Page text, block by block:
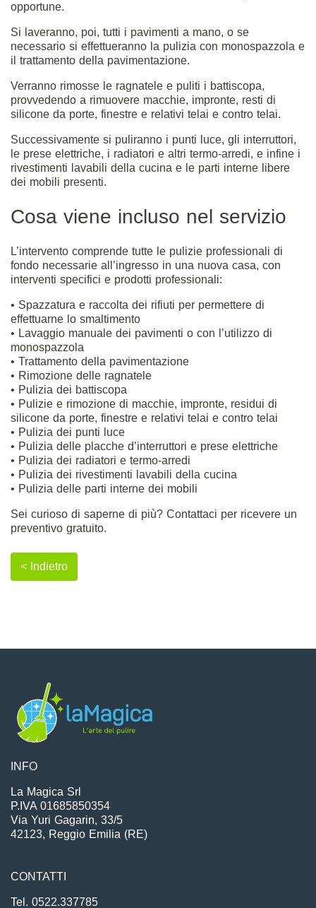
opportune.
Si laveranno, poi, tutti i pavimenti a mano, o se
necessario si effettueranno la pulizia con monospazzola e
il trattamento della pavimentazione.
Verranno rimosse le ragnatele e puliti i battiscopa,
provvedendo a rimuovere macchie, impronte, resti di
silicone da porte, finestre e relativi telai e contro telai.
Successivamente si puliranno i punti luce, gli interruttori,
le prese elettriche, i radiatori e altri termo-arredi, e infine i
rivestimenti lavabili della cucina e le parti interne libere
dei mobili presenti.
Cosa viene incluso nel servizio
L’intervento comprende tutte le pulizie professionali di
fondo necessarie all’ingresso in una nuova casa, con
interventi specifici e prodotti professionali:
• Spazzatura e raccolta dei rifiuti per permettere di
effettuarne lo smaltimento
• Lavaggio manuale dei pavimenti o con l’utilizzo di
monospazzola
• Trattamento della pavimentazione
• Rimozione delle ragnatele
• Pulizia dei battiscopa
• Pulizie e rimozione di macchie, impronte, residui di
silicone da porte, finestre e relativi telai e contro telai
• Pulizia dei punti luce
• Pulizia delle placche d’interruttori e prese elettriche
• Pulizia dei radiatori e termo-arredi
• Pulizia dei rivestimenti lavabili della cucina
• Pulizia delle parti interne dei mobili
Sei curioso di saperne di più? Contattaci per ricevere un
preventivo gratuito.
< Indietro
INFO
La Magica Srl
P.IVA 01685850354
Via Yuri Gagarin, 33/5
42123, Reggio Emilia (RE)
CONTATTI
Tel. 0522.337785